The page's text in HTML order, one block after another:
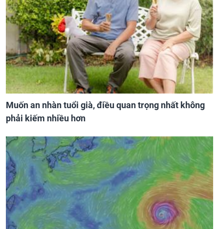
Muốn an nhàn tuổi già, điều quan trọng nhất không
phải kiếm nhiều hơn